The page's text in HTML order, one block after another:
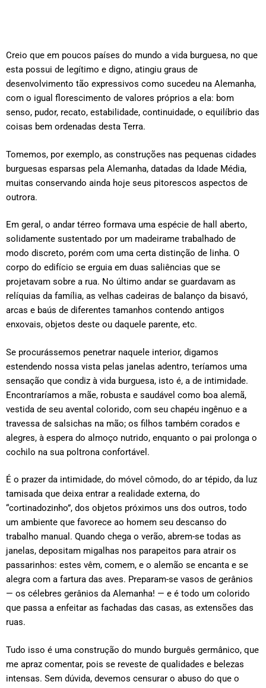
Creio que em poucos países do mundo a vida burguesa, no que
esta possui de legítimo e digno, atingiu graus de
desenvolvimento tão expressivos como sucedeu na Alemanha,
com o igual florescimento de valores próprios a ela: bom
senso, pudor, recato, estabilidade, continuidade, o equilíbrio das
coisas bem ordenadas desta Terra.
Tomemos, por exemplo, as construções nas pequenas cidades
burguesas esparsas pela Alemanha, datadas da Idade Média,
muitas conservando ainda hoje seus pitorescos aspectos de
outrora.
Em geral, o andar térreo formava uma espécie de hall aberto,
solidamente sustentado por um madeirame trabalhado de
modo discreto, porém com uma certa distinção de linha. O
corpo do edifício se erguia em duas saliências que se
projetavam sobre a rua. No último andar se guardavam as
relíquias da família, as velhas cadeiras de balanço da bisavó,
arcas e baús de diferentes tamanhos contendo antigos
enxovais, objetos deste ou daquele parente, etc.
Se procurássemos penetrar naquele interior, digamos
estendendo nossa vista pelas janelas adentro, teríamos uma
sensação que condiz à vida burguesa, isto é, a de intimidade.
Encontraríamos a mãe, robusta e saudável como boa alemã,
vestida de seu avental colorido, com seu chapéu ingênuo e a
travessa de salsichas na mão; os filhos também corados e
alegres, à espera do almoço nutrido, enquanto o pai prolonga o
cochilo na sua poltrona confortável.
É o prazer da intimidade, do móvel cômodo, do ar tépido, da luz
tamisada que deixa entrar a realidade externa, do
“cortinadozinho”, dos objetos próximos uns dos outros, todo
um ambiente que favorece ao homem seu descanso do
trabalho manual. Quando chega o verão, abrem-se todas as
janelas, depositam migalhas nos parapeitos para atrair os
passarinhos: estes vêm, comem, e o alemão se encanta e se
alegra com a fartura das aves. Preparam-se vasos de gerânios
— os célebres gerânios da Alemanha! — e é todo um colorido
que passa a enfeitar as fachadas das casas, as extensões das
ruas.
Tudo isso é uma construção do mundo burguês germânico, que
me apraz comentar, pois se reveste de qualidades e belezas
intensas. Sem dúvida, devemos censurar o abuso do que o